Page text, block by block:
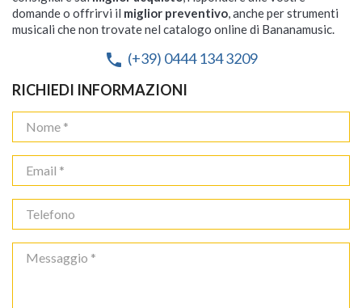
domande o offrirvi il miglior preventivo, anche per strumenti
musicali che non trovate nel catalogo online di Bananamusic.
phone (+39) 0444 134 3209
RICHIEDI INFORMAZIONI